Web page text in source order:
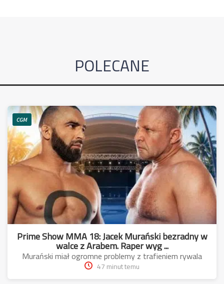
POLECANE
CGM
Prime Show MMA 18: Jacek Murański bezradny w
walce z Arabem. Raper wyg ...
Murański miał ogromne problemy z trafieniem rywala
47 minut temu